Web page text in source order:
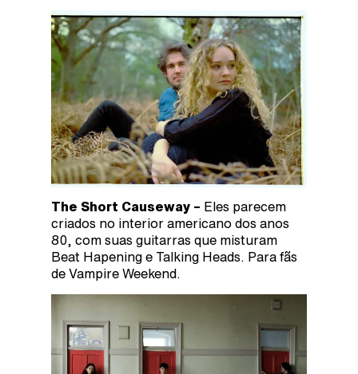
The Short Causeway – Eles parecem
criados no interior americano dos anos
80, com suas guitarras que misturam
Beat Hapening e Talking Heads. Para fãs
de Vampire Weekend.